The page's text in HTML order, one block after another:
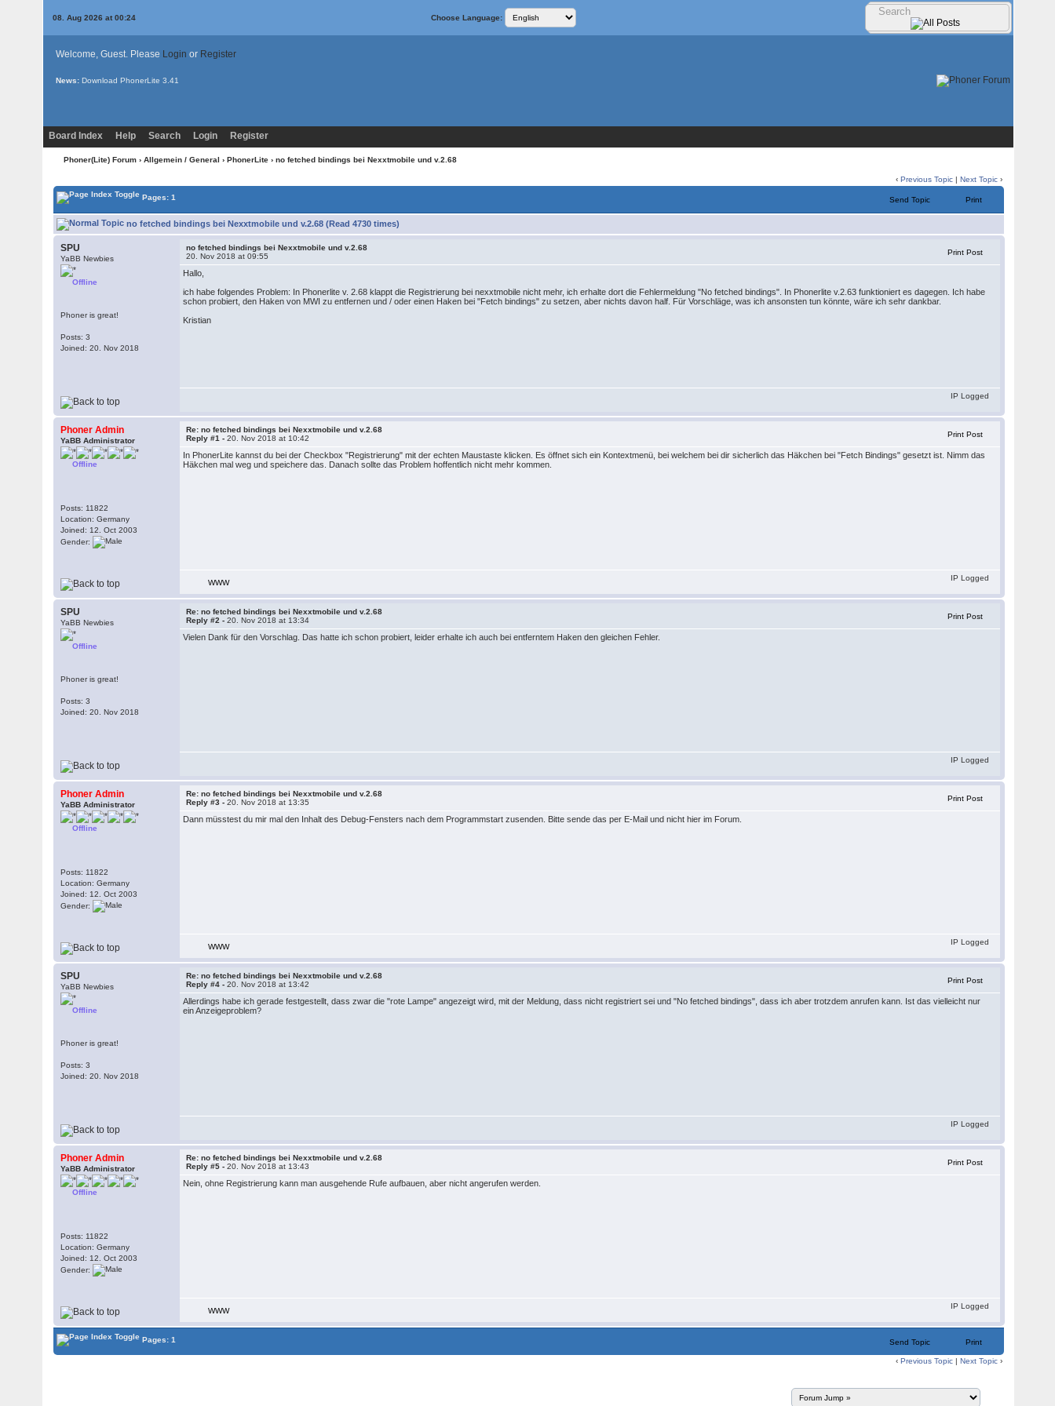
08. Aug 2026 at 00:24 Choose Language:
Welcome, Guest. Please Login or Register
News: Download PhonerLite 3.41
Board Index Help Search Login Register
Phoner(Lite) Forum › Allgemein / General › PhonerLite › no fetched bindings bei Nexxtmobile und v.2.68
‹Previous Topic |Next Topic ›
Pages: 1 Send Topic Print
no fetched bindings bei Nexxtmobile und v.2.68 (Read 4730 times)
SPU
YaBB Newbies
Offline
Phoner is great!
Posts: 3
Joined: 20. Nov 2018
no fetched bindings bei Nexxtmobile und v.2.68
20. Nov 2018 at 09:55
Print Post
Hallo,
ich habe folgendes Problem: In Phonerlite v. 2.68 klappt die Registrierung bei nexxtmobile nicht mehr, ich erhalte dort die Fehlermeldung "No fetched bindings". In Phonerlite v.2.63 funktioniert es dagegen. Ich habe
schon probiert, den Haken von MWI zu entfernen und / oder einen Haken bei "Fetch bindings" zu setzen, aber nichts davon half. Für Vorschläge, was ich ansonsten tun könnte, wäre ich sehr dankbar.
Kristian
IP Logged
Phoner Admin
YaBB Administrator
Offline
Posts: 11822
Location: Germany
Joined: 12. Oct 2003
Gender:
Re: no fetched bindings bei Nexxtmobile und v.2.68
Reply #1 -20. Nov 2018 at 10:42 Print Post
In PhonerLite kannst du bei der Checkbox "Registrierung" mit der echten Maustaste klicken. Es öffnet sich ein Kontextmenü, bei welchem bei dir sicherlich das Häkchen bei "Fetch Bindings" gesetzt ist. Nimm das
Häkchen mal weg und speichere das. Danach sollte das Problem hoffentlich nicht mehr kommen.
WWW
IP Logged
SPU
YaBB Newbies
Offline
Phoner is great!
Posts: 3
Joined: 20. Nov 2018
Re: no fetched bindings bei Nexxtmobile und v.2.68
Reply #2 -20. Nov 2018 at 13:34 Print Post
Vielen Dank für den Vorschlag. Das hatte ich schon probiert, leider erhalte ich auch bei entferntem Haken den gleichen Fehler.
IP Logged
Phoner Admin
YaBB Administrator
Offline
Posts: 11822
Location: Germany
Joined: 12. Oct 2003
Gender:
Re: no fetched bindings bei Nexxtmobile und v.2.68
Reply #3 -20. Nov 2018 at 13:35 Print Post
Dann müsstest du mir mal den Inhalt des Debug-Fensters nach dem Programmstart zusenden. Bitte sende das per E-Mail und nicht hier im Forum.
WWW
IP Logged
SPU
YaBB Newbies
Offline
Phoner is great!
Posts: 3
Joined: 20. Nov 2018
Re: no fetched bindings bei Nexxtmobile und v.2.68
Reply #4 -20. Nov 2018 at 13:42 Print Post
Allerdings habe ich gerade festgestellt, dass zwar die "rote Lampe" angezeigt wird, mit der Meldung, dass nicht registriert sei und "No fetched bindings", dass ich aber trotzdem anrufen kann. Ist das vielleicht nur
ein Anzeigeproblem?
IP Logged
Phoner Admin
YaBB Administrator
Offline
Posts: 11822
Location: Germany
Joined: 12. Oct 2003
Gender:
Re: no fetched bindings bei Nexxtmobile und v.2.68
Reply #5 -20. Nov 2018 at 13:43 Print Post
Nein, ohne Registrierung kann man ausgehende Rufe aufbauen, aber nicht angerufen werden.
WWW
IP Logged
Pages: 1 Send Topic Print
‹Previous Topic |Next Topic ›